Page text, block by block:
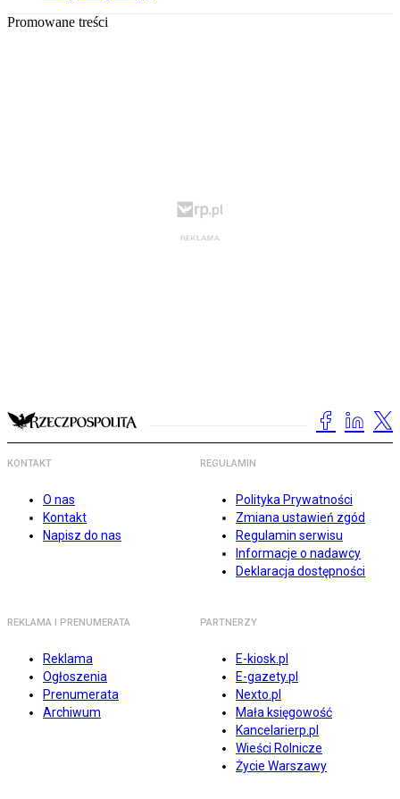
Promowane treści
KONTAKT
O nas
Kontakt
Napisz do nas
REGULAMIN
Polityka Prywatności
Zmiana ustawień zgód
Regulamin serwisu
Informacje o nadawcy
Deklaracja dostępności
REKLAMA I PRENUMERATA
Reklama
Ogłoszenia
Prenumerata
Archiwum
PARTNERZY
E-kiosk.pl
E-gazety.pl
Nexto.pl
Mała księgowość
Kancelarierp.pl
Wieści Rolnicze
Życie Warszawy